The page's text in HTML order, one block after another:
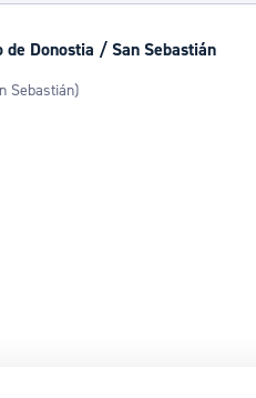
Donostia / San Sebastián
Sebastián)